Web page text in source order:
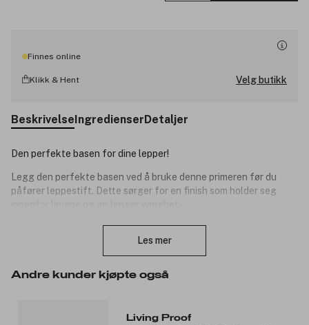
Finnes online
Klikk & Hent Velg butikk
BeskrivelseIngredienserDetaljer
Den perfekte basen for dine lepper!
Legg den perfekte basen ved å bruke denne primeren før du
påfører leppestift. Dette sørger for en finish som holder seg
3060745
Les mer
Andre kunder kjøpte også
Living Proof